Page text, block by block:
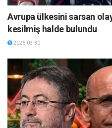
Avrupa ülkesini sarsan
kesilmiş halde bulundu
2026-03-30